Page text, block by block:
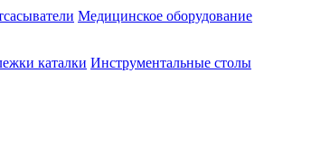
Медицинское оборудование
каталки Инструментальные столы